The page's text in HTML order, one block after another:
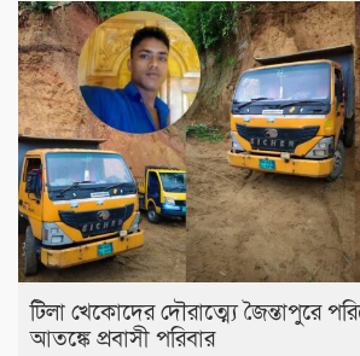
টিলা খেকোদের দৌরাত্ম্যে জৈন্তাপুরে
আতঙ্কে প্রবাসী পরিবার